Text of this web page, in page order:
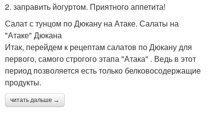
2. заправить йогуртом. Приятного аппетита!
Салат с тунцом по Дюкану на Атаке. Салаты на
"Атаке" Дюкана
Итак, перейдем к рецептам салатов по Дюкану для
первого, самого строгого этапа "Атака" . Ведь в этот
период позволяется есть только белковосодержащие
продукты.
читать дальше →